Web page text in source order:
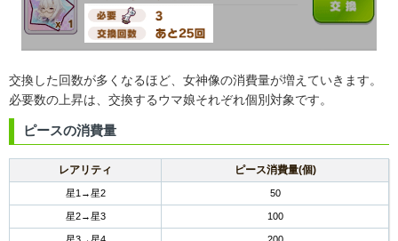
交換した回数が多くなるほど、女神像の消費量が増えていきます。
必要数の上昇は、交換するウマ娘それぞれ個別対象です。
ピースの消費量
レアリティ ピース消費量(個)
星1→星2 50
星2→星3 100